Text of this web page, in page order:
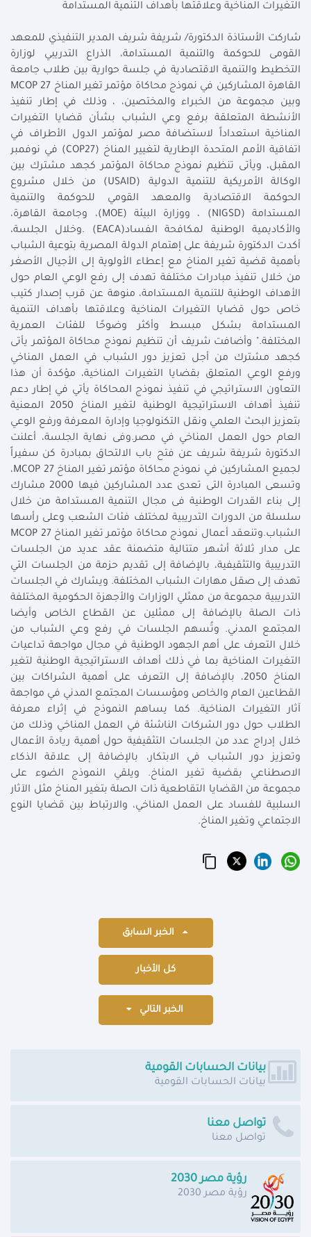
التغيرات المناخية وعلاقتها بأهداف التنمية المستدامة
شاركت الأستاذة الدكتورة/ شريفة شريف المدير التنفيذي للمعهد
القومى للحوكمة والتنمية المستدامة، الذراع التدريبي لوزارة
التخطيط والتنمية الاقتصادية في جلسة حوارية بين طلاب جامعة
القاهرة المشاركين في نموذج محاكاة مؤتمر تغير المناخ MCOP 27
وبين مجموعة من الخبراء والمختصين، ، وذلك في إطار تنفيذ
الأنشطة المتعلقة برفع وعي الشباب بشأن قضايا التغيرات
المناخية استعداداً لاستضافة مصر لمؤتمر الدول الأطراف في
اتفاقية الأمم المتحدة الإطارية لتغيير المناخ (COP27) في نوفمبر
المقبل، ويأتى تنظيم نموذج محاكاة المؤتمر كجهد مشترك بين
الوكالة الأمريكية للتنمية الدولية (USAID) من خلال مشروع
الحوكمة الاقتصادية والمعهد القومي للحوكمة والتنمية
المستدامة (NIGSD) ، ووزارة البيئة (MOE)، وجامعة القاهرة،
والأكاديمية الوطنية لمكافحة الفساد(EACA) .وخلال الجلسة،
أكدت الدكتورة شريفة على إهتمام الدولة المصرية بتوعية الشباب
بأهمية قضية تغير المناخ مع إعطاء الأولوية إلى الأجيال الأصغر
من خلال تنفيذ مبادرات مختلفة تهدف إلى رفع الوعي العام حول
الأهداف الوطنية للتنمية المستدامة، منوهة عن قرب إصدار كتيب
خاص حول قضايا التغيرات المناخية وعلاقتها بأهداف التنمية
المستدامة بشكل مبسط وأكثر وضوحًا للفئات العمرية
المختلفة." وأضافت شريف أن تنظيم نموذج محاكاة المؤتمر يأتى
كجهد مشترك من أجل تعزيز دور الشباب في العمل المناخي
ورفع الوعي المتعلق بقضايا التغيرات المناخية، مؤكدة أن هذا
التعاون الاستراتيجي في تنفيذ نموذج المحاكاة يأتي في إطار دعم
تنفيذ أهداف الاستراتيجية الوطنية لتغير المناخ 2050 المعنية
بتعزيز البحث العلمي ونقل التكنولوجيا وإدارة المعرفة ورفع الوعي
العام حول العمل المناخي في مصر.وفى نهاية الجلسة، أعلنت
الدكتورة شريفة شريف عن فتح باب الالتحاق بمبادرة كن سفيراً
لجميع المشاركين في نموذج محاكاة مؤتمر تغير المناخ MCOP 27،
وتسعى المبادرة التى تعدى عدد المشاركين فيها 2000 مشارك
إلى بناء القدرات الوطنية فى مجال التنمية المستدامة من خلال
سلسلة من الدورات التدريبية لمختلف فئات الشعب وعلى رأسها
الشباب.وتنعقد أعمال نموذج محاكاة مؤتمر تغير المناخ MCOP 27
على مدار ثلاثة أشهر متتالية متضمنة عقد عديد من الجلسات
التدريبية والتثقيفية، بالإضافة إلى تقديم حزمة من الجلسات التي
تهدف إلى صقل مهارات الشباب المختلفة. ويشارك في الجلسات
التدريبية مجموعة من ممثلي الوزارات والأجهزة الحكومية المختلفة
ذات الصلة بالإضافة إلى ممثلين عن القطاع الخاص وأيضا
المجتمع المدني. وتُسهم الجلسات في رفع وعي الشباب من
خلال التعرف على أهم الجهود الوطنية في مجال مواجهة تداعيات
التغيرات المناخية بما في ذلك أهداف الاستراتيجية الوطنية لتغير
المناخ 2050، بالإضافة إلى التعرف على أهمية الشراكات بين
القطاعين العام والخاص ومؤسسات المجتمع المدني في مواجهة
آثار التغيرات المناخية. كما يساهم النموذج في إثراء معرفة
الطلاب حول دور الشركات الناشئة في العمل المناخي وذلك من
خلال إدراج عدد من الجلسات التثقيفية حول أهمية ريادة الأعمال
وتعزيز دور الشباب في الابتكار، بالإضافة إلى علاقة الذكاء
الاصطناعي بقضية تغير المناخ. ويلقي النموذج الضوء على
مجموعة من القضايا التقاطعية ذات الصلة بتغير المناخ مثل الآثار
السلبية للفساد على العمل المناخي، والارتباط بين قضايا النوع
الاجتماعي وتغير المناخ.
الخبر السابق
كل الأخبار
الخبر التالي
بيانات الحسابات القومية
بيانات الحسابات القومية
تواصل معنا
تواصل معنا
رؤية مصر 2030
رؤية مصر 2030